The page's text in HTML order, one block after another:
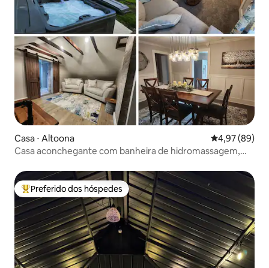
Casa ⋅ Altoona 4,97 de uma
4,97 (89)
Casa aconchegante com banheira de hidromassagem,
Entre os melhores preferidos dos hóspedes
Preferido dos hóspedes